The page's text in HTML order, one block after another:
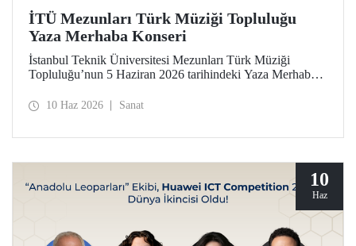
İTÜ Mezunları Türk Müziği Topluluğu
Yaza Merhaba Konseri
İstanbul Teknik Üniversitesi Mezunları Türk Müziği
Topluluğu’nun 5 Haziran 2026 tarihindeki Yaza Merhaba
dinleyicilere unutulmaz bir akşam yaşattı
10 Haz 2026 Sanat
10
Haz